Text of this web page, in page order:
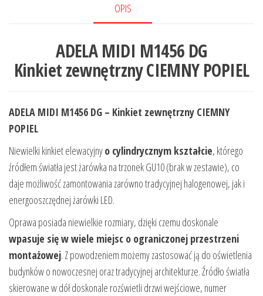
OPIS
ADELA MIDI M1456 DG
Kinkiet zewnętrzny CIEMNY POPIEL
ADELA MIDI M1456 DG – Kinkiet zewnętrzny CIEMNY
POPIEL
Niewielki kinkiet elewacyjnyo cylindrycznym kształcie, którego
źródłem światła jest żarówka na trzonek GU10 (brak w zestawie), co
daje możliwość zamontowania zarówno tradycyjnej halogenowej, jak i
energooszczędnej żarówki LED.
Oprawa posiada niewielkie rozmiary, dzięki czemu doskonale
wpasuje się w wiele miejsc o ograniczonej przestrzeni
montażowej. Z powodzeniem możemy zastosować ją do oświetlenia
budynków o nowoczesnej oraz tradycyjnej architekturze. Źródło światła
skierowane w dół doskonale rozświetli drzwi wejściowe, numer